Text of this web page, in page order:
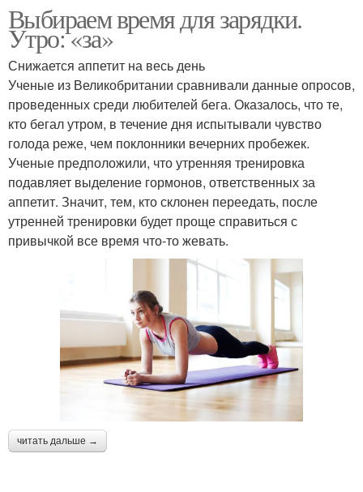
Выбираем время для зарядки.
Утро: «за»
Снижается аппетит на весь день
Ученые из Великобритании сравнивали данные опросов,
проведенных среди любителей бега. Оказалось, что те,
кто бегал утром, в течение дня испытывали чувство
голода реже, чем поклонники вечерних пробежек.
Ученые предположили, что утренняя тренировка
подавляет выделение гормонов, ответственных за
аппетит. Значит, тем, кто склонен переедать, после
утренней тренировки будет проще справиться с
привычкой все время что-то жевать.
читать дальше →